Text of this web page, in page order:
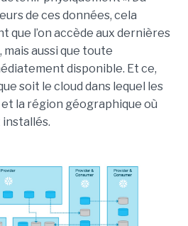
de ces données, cela
que l’on accède aux dernières
aussi que toute
disponible. Et ce,
soit le cloud dans lequel les
la région géographique où